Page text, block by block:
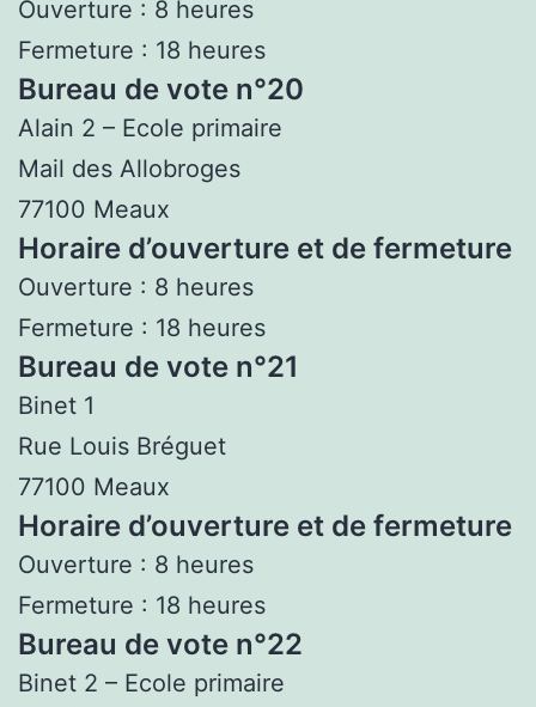
Ouverture : 8 heures
Fermeture : 18 heures
Bureau de vote n°20
Alain 2 – Ecole primaire
Mail des Allobroges
77100 Meaux
Horaire d’ouverture et de fermeture
Ouverture : 8 heures
Fermeture : 18 heures
Bureau de vote n°21
Binet 1
Rue Louis Bréguet
77100 Meaux
Horaire d’ouverture et de fermeture
Ouverture : 8 heures
Fermeture : 18 heures
Bureau de vote n°22
Binet 2 – Ecole primaire